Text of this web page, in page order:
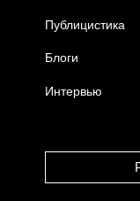
Публицистика
Блоги
Интервью